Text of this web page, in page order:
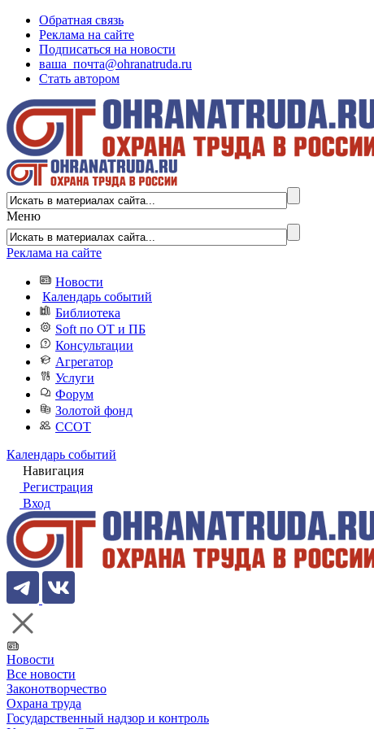
Обратная связь
Реклама на сайте
Подписаться на новости
ваша_почта@ohranatruda.ru
Стать автором
Меню
Реклама на сайте
Новости
Календарь событий
Библиотека
Soft по ОТ и ПБ
Консультации
Агрегатор
Услуги
Форум
Золотой фонд
ССОТ
Календарь событий
Навигация
Регистрация
Вход
Новости
Все новости
Законотворчество
Охрана труда
Государственный надзор и контроль